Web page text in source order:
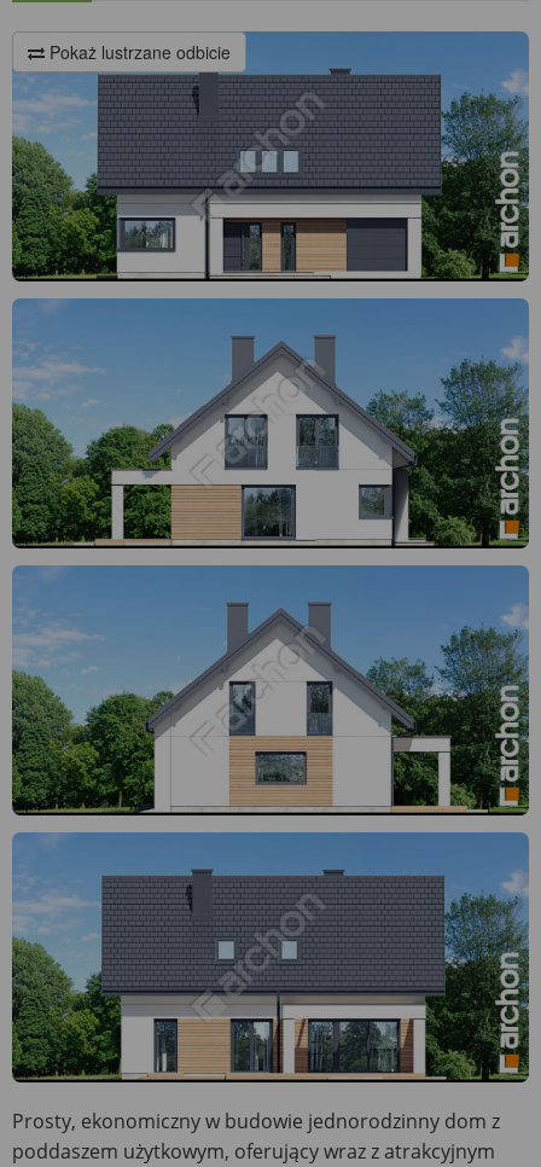
Pokaż lustrzane odbicie
Prosty, ekonomiczny w budowie jednorodzinny dom z
poddaszem użytkowym, oferujący wraz z atrakcyjnym